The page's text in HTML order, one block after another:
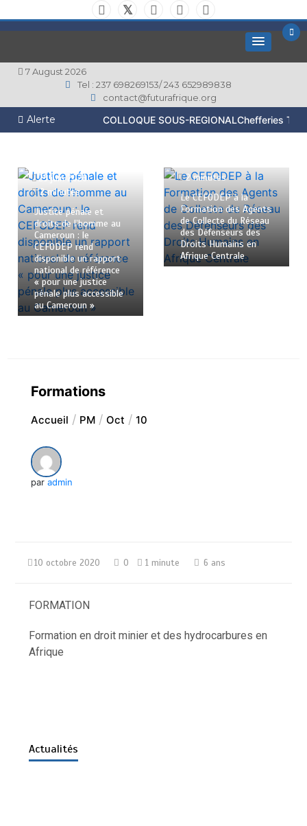
au
CENTRE D’ETUDES ET DE FORMATION
SUR LE DÉVELOPPEMENT, LA
DÉMOCRATIE ET LA PAIX EN AFRIQUE
(CEFODEP)
7 August 2026
Tel : 237 698269153/ 243 652989838
contact@futurafrique.org
Alerte COLLOQUE SOUS-REGIONALChefferies
25 juin 2026
2 minutes
Justice pénale et
droits de l’homme au
Cameroun : le
CEFODEP rend
disponible un rapport
national de référence
« pour une justice
pénale plus accessible
au Cameroun »
2 minutes
Le CEFODEP à la
Formation des Agents
de Collecte du Réseau
des Défenseurs des
Droits Humains en
Afrique Centrale
Formations
Accueil PM Oct 10
par admin
10 octobre 2020 0 1 minute 6 ans
FORMATION
Formation en droit minier et des hydrocarbures en
Afrique
Actualités